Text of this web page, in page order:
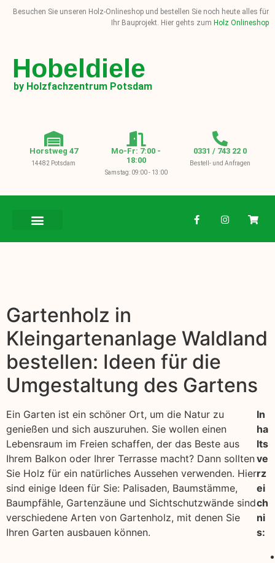
Besuchen Sie unseren Holz-Onlineshop und bestellen Sie noch heute alles für
Ihr Bauprojekt. Hier gehts zum Holz Onlineshop
Hobeldiele
by Holzfachzentrum Potsdam
Horstweg 47
14482 Potsdam
Mo-Fr: 7:00 -
18:00
Samstag: 09:00 - 13:00
0331 / 743 22 0
Bestell- und Anfragen
Gartenholz in
Kleingartenanlage Waldland
bestellen: Ideen für die
Umgestaltung des Gartens
Ein Garten ist ein schöner Ort, um die Natur zu
genießen und sich auszuruhen. Sie wollen einen
Lebensraum im Freien schaffen, der das Beste aus
Ihrem Balkon oder Ihrer Terrasse macht? Dann sollten
Sie Holz für ein natürliches Aussehen verwenden. Hier
sind einige Ideen für Sie: Palisaden, Baumstämme,
Baumpfähle, Gartenzäune und Sichtschutzwände sind
verschiedene Arten von Gartenholz, mit denen Sie
Ihren Garten ausbauen können.
In
ha
lts
ve
rz
ei
ch
ni
s: